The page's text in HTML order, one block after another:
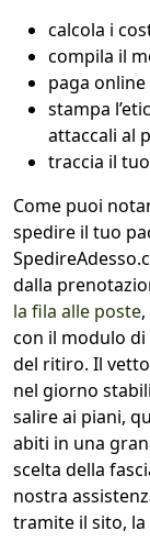
calcola i
compila il
paga
stampa
attaccali al
traccia il
Come puoi
spedire il tuo
dalla
la fila alle poste
con il modulo
del ritiro. Il
nel giorno
salire ai piani,
abiti in una
scelta della
nostra
tramite il sito,